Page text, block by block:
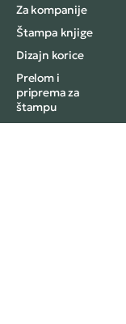
Za kompanije
Štampa knjige
Dizajn korice
Prelom i
priprema za
štampu